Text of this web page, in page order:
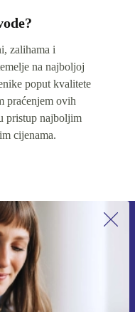
zalihama i
na najboljoj
poput kvalitete
praćenjem ovih
pristup najboljim
cijenama.
ponudu.